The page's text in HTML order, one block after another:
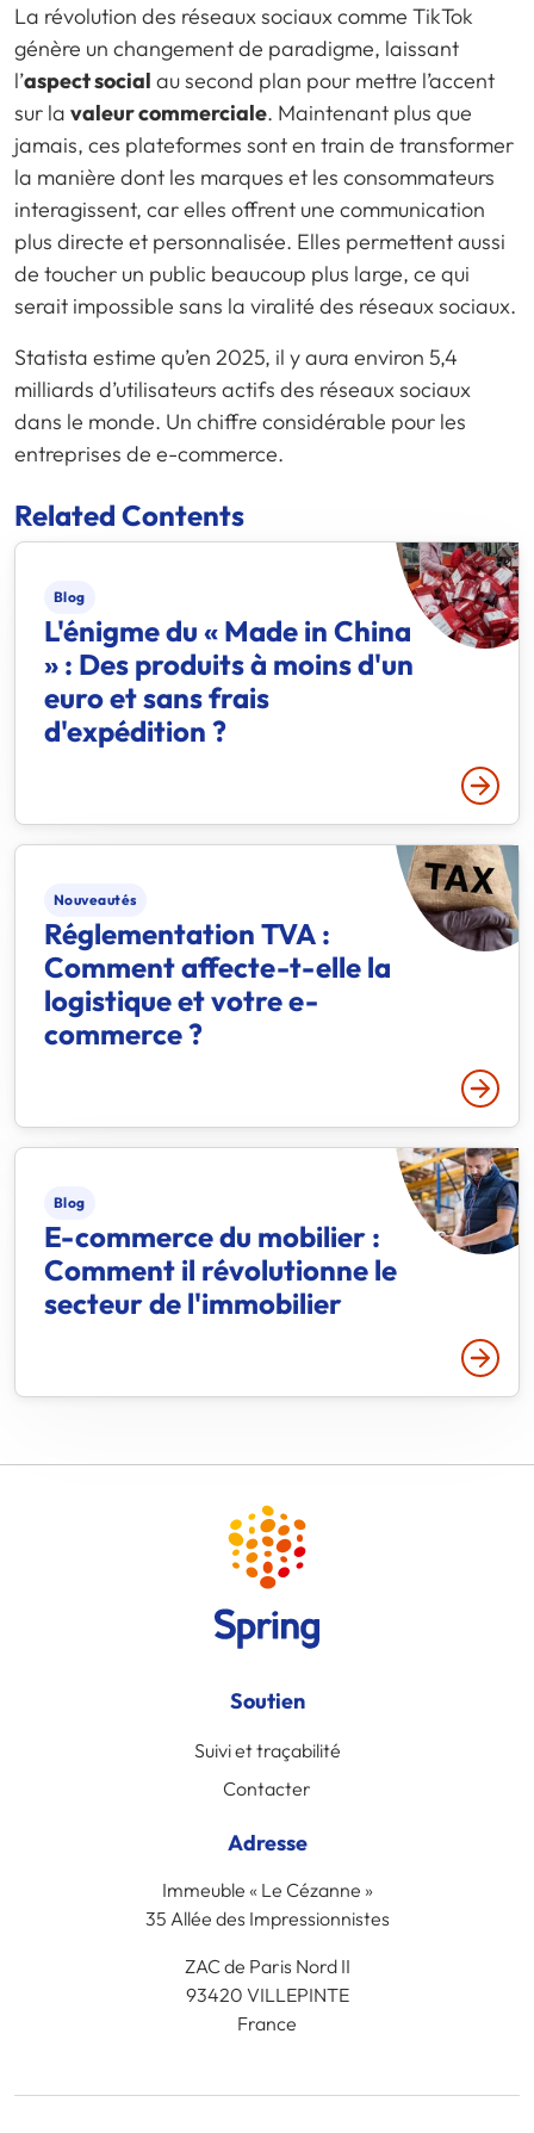
La révolution des réseaux sociaux comme TikTok
génère un changement de paradigme, laissant
l’aspect social au second plan pour mettre l’accent
sur la valeur commerciale. Maintenant plus que
jamais, ces plateformes sont en train de transformer
la manière dont les marques et les consommateurs
interagissent, car elles offrent une communication
plus directe et personnalisée. Elles permettent aussi
de toucher un public beaucoup plus large, ce qui
serait impossible sans la viralité des réseaux sociaux.
Statista estime qu’en 2025, il y aura environ 5,4
milliards d’utilisateurs actifs des réseaux sociaux
dans le monde. Un chiffre considérable pour les
entreprises de e-commerce.
Related Contents
Blog
L'énigme du « Made in China
» : Des produits à moins d'un
euro et sans frais
d'expédition ?
Lire
Nouveautés
Réglementation TVA :
Comment affecte-t-elle la
logistique et votre e-
commerce ?
Lire
Blog
E-commerce du mobilier :
Comment il révolutionne le
secteur de l'immobilier
Lire
Soutien
Suivi et traçabilité
Contacter
Adresse
Immeuble « Le Cézanne »
35 Allée des Impressionnistes
ZAC de Paris Nord II
93420 VILLEPINTE
France